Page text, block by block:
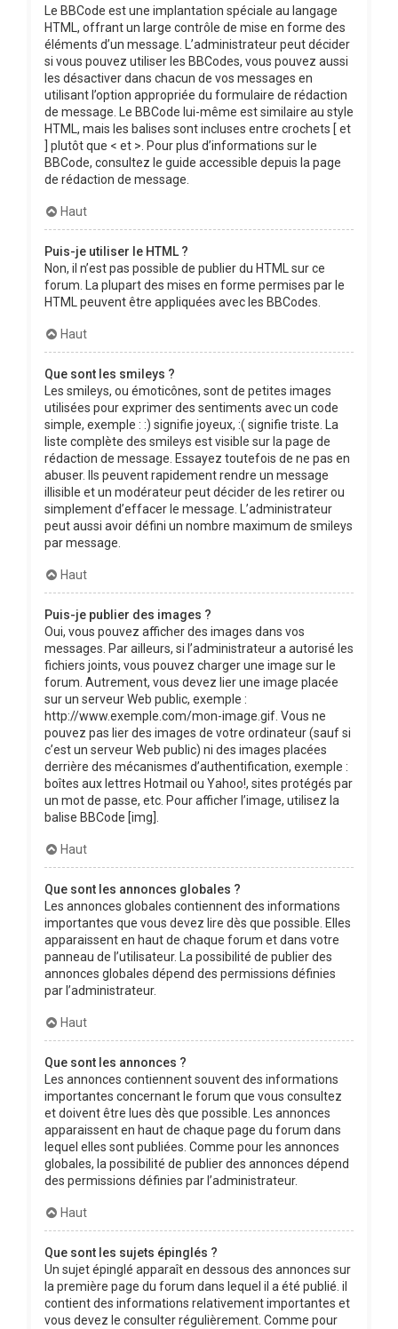
Le BBCode est une implantation spéciale au langage
HTML, offrant un large contrôle de mise en forme des
éléments d’un message. L’administrateur peut décider
si vous pouvez utiliser les BBCodes, vous pouvez aussi
les désactiver dans chacun de vos messages en
utilisant l’option appropriée du formulaire de rédaction
de message. Le BBCode lui-même est similaire au style
HTML, mais les balises sont incluses entre crochets [ et
] plutôt que < et >. Pour plus d’informations sur le
BBCode, consultez le guide accessible depuis la page
de rédaction de message.
Haut
Puis-je utiliser le HTML ?
Non, il n’est pas possible de publier du HTML sur ce
forum. La plupart des mises en forme permises par le
HTML peuvent être appliquées avec les BBCodes.
Haut
Que sont les smileys ?
Les smileys, ou émoticônes, sont de petites images
utilisées pour exprimer des sentiments avec un code
simple, exemple : :) signifie joyeux, :( signifie triste. La
liste complète des smileys est visible sur la page de
rédaction de message. Essayez toutefois de ne pas en
abuser. Ils peuvent rapidement rendre un message
illisible et un modérateur peut décider de les retirer ou
simplement d’effacer le message. L’administrateur
peut aussi avoir défini un nombre maximum de smileys
par message.
Haut
Puis-je publier des images ?
Oui, vous pouvez afficher des images dans vos
messages. Par ailleurs, si l’administrateur a autorisé les
fichiers joints, vous pouvez charger une image sur le
forum. Autrement, vous devez lier une image placée
sur un serveur Web public, exemple :
http://www.exemple.com/mon-image.gif. Vous ne
pouvez pas lier des images de votre ordinateur (sauf si
c’est un serveur Web public) ni des images placées
derrière des mécanismes d’authentification, exemple :
boîtes aux lettres Hotmail ou Yahoo!, sites protégés par
un mot de passe, etc. Pour afficher l’image, utilisez la
balise BBCode [img].
Haut
Que sont les annonces globales ?
Les annonces globales contiennent des informations
importantes que vous devez lire dès que possible. Elles
apparaissent en haut de chaque forum et dans votre
panneau de l’utilisateur. La possibilité de publier des
annonces globales dépend des permissions définies
par l’administrateur.
Haut
Que sont les annonces ?
Les annonces contiennent souvent des informations
importantes concernant le forum que vous consultez
et doivent être lues dès que possible. Les annonces
apparaissent en haut de chaque page du forum dans
lequel elles sont publiées. Comme pour les annonces
globales, la possibilité de publier des annonces dépend
des permissions définies par l’administrateur.
Haut
Que sont les sujets épinglés ?
Un sujet épinglé apparaît en dessous des annonces sur
la première page du forum dans lequel il a été publié. il
contient des informations relativement importantes et
vous devez le consulter régulièrement. Comme pour